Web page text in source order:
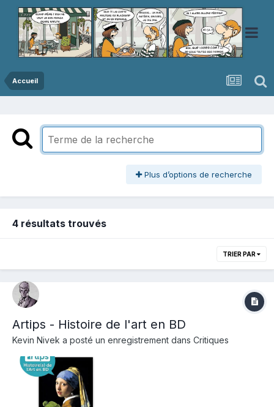
Accueil
Plus d’options de recherche
4 résultats trouvés
TRIER PAR
Artips - Histoire de l'art en BD
Kevin Nivek a posté un enregistrement dans Critiques